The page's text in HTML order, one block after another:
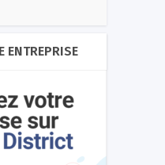
ENTREPRISE